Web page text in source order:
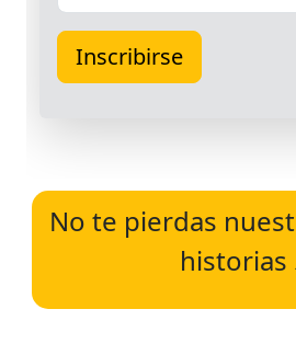
No te pierdas
historias